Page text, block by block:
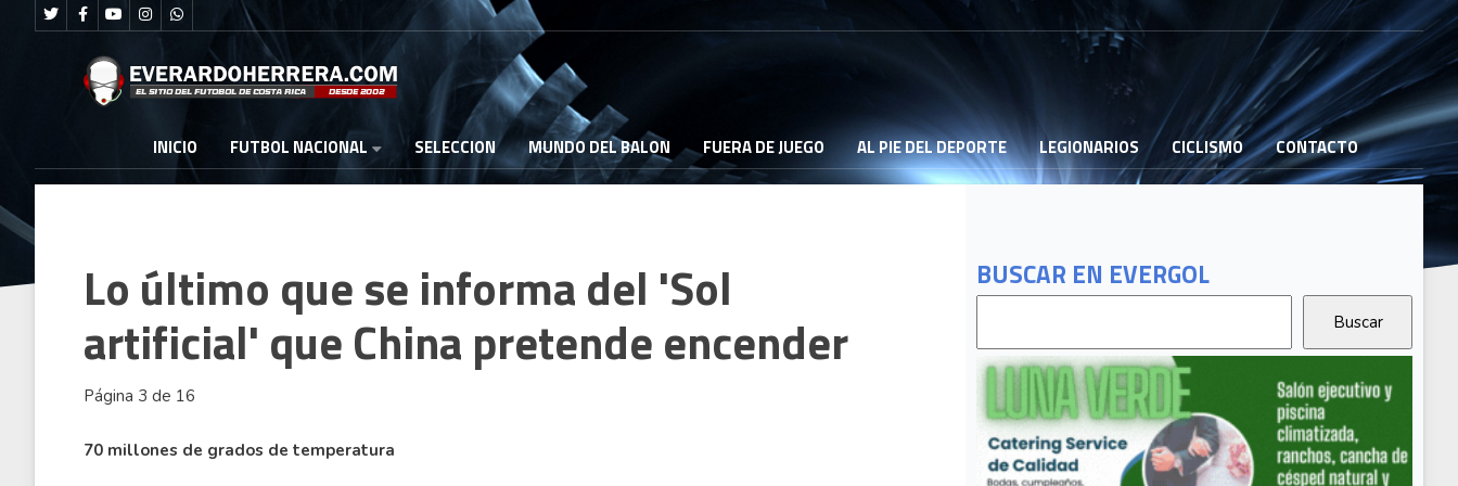
INICIO FUTBOL NACIONAL SELECCION MUNDO DEL BALON FUERA DE JUEGO AL PIE DEL DEPORTE LEGIONARIOS CICLISMO CONTACTO
BUSCAR EN EVERGOL
Lo último que se informa del 'Sol
artificial' que China pretende encender
Página 3 de 16
70 millones de grados de temperatura